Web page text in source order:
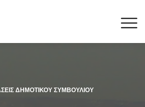
ΔΗΜΟΤΙΚΟΎ ΣΥΜΒΟΥΛΊΟΥ